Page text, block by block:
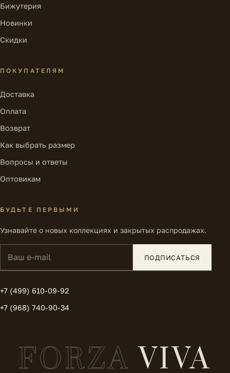
Бижутерия
Новинки
Скидки
ПОКУПАТЕЛЯМ
Доставка
Оплата
Возврат
Как выбрать размер
Вопросы и ответы
Оптовикам
БУДЬТЕ ПЕРВЫМИ
Узнавайте о новых коллекциях и закрытых распродажах.
ПОДПИСАТЬСЯ
+7 (499) 610-09-92
+7 (968) 740-90-34
FORZAVIVA